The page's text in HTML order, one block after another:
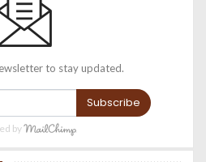
to stay updated.
Subscribe
by